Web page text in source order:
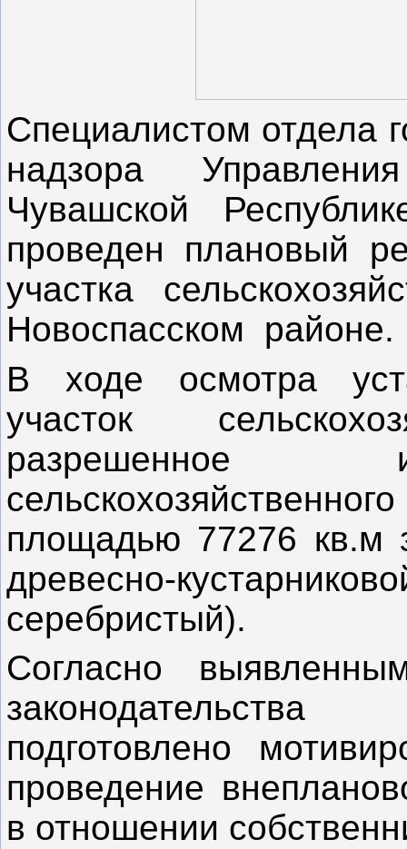
Специалистом отдела
надзора
Чувашской
проведен плановый
участка
Новоспасском районе.
В ходе осмотра
участок
разрешенное
площадью 77276 кв.м
древесно-
серебристый).
Согласно
подготовлено
проведение
в отношении